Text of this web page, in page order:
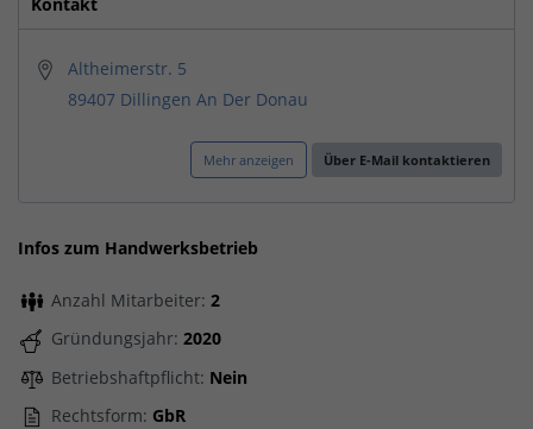
Altheimerstr. 5
89407 Dillingen An Der Donau
Mehr anzeigen Über E-Mail kontaktieren
Infos zum Handwerksbetrieb
Anzahl Mitarbeiter: 2
Gründungsjahr: 2020
Betriebshaftpflicht: Nein
Rechtsform: GbR